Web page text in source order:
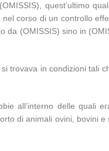
quest’ultimo
corso di un controllo
(OMISSIS) sino in
trovava in condizioni tali
all’interno delle quali
di animali ovini, bovini